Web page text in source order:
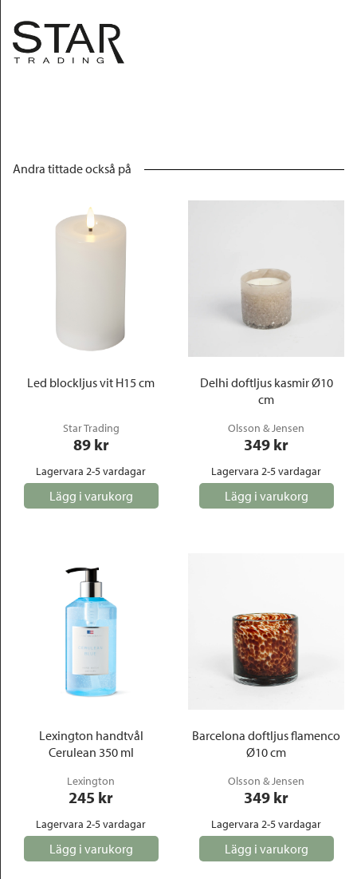
Andra tittade också på
Led blockljus vit H15 cm
Star Trading
89 kr
Lagervara 2-5 vardagar
Lägg i varukorg
Delhi doftljus kasmir Ø10
cm
Olsson & Jensen
349 kr
Lagervara 2-5 vardagar
Lägg i varukorg
Lexington handtvål
Cerulean 350 ml
Lexington
245 kr
Lagervara 2-5 vardagar
Lägg i varukorg
Barcelona doftljus flamenco
Ø10 cm
Olsson & Jensen
349 kr
Lagervara 2-5 vardagar
Lägg i varukorg